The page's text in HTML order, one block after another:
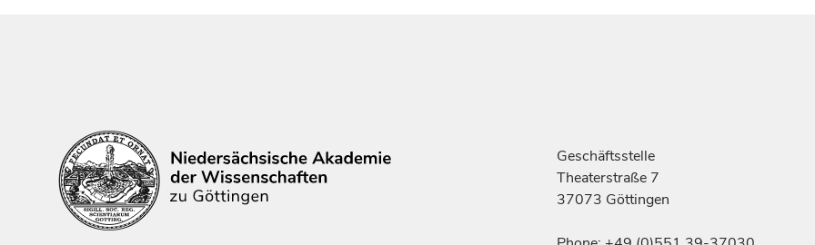
Geschäftsstelle
Theaterstraße 7
37073 Göttingen